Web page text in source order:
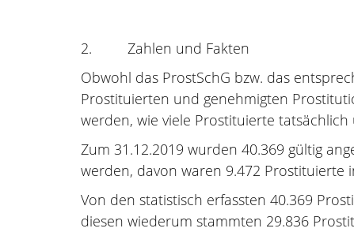
2. Zahlen und Fakten
Obwohl das ProstSchG bzw. das
Prostituierten und genehmigten
werden, wie viele Prostituierte
Zum 31.12.2019 wurden 40.369 gültig
werden, davon waren 9.472 Prostituierte
Von den statistisch erfassten 40.369
diesen wiederum stammten 29.836